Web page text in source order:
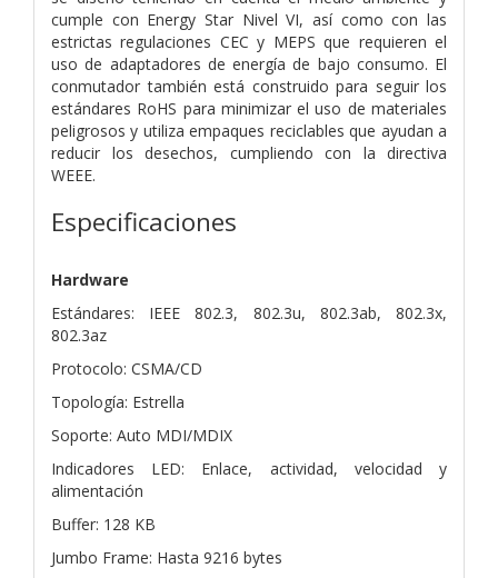
cumple con Energy Star Nivel VI, así como con las
estrictas regulaciones CEC y MEPS que requieren el
uso de adaptadores de energía de bajo consumo. El
conmutador también está construido para seguir los
estándares RoHS para minimizar el uso de materiales
peligrosos y utiliza empaques reciclables que ayudan a
reducir los desechos, cumpliendo con la directiva
WEEE.
Especificaciones
Hardware
Estándares: IEEE 802.3, 802.3u, 802.3ab, 802.3x,
802.3az
Protocolo: CSMA/CD
Topología: Estrella
Soporte: Auto MDI/MDIX
Indicadores LED: Enlace, actividad, velocidad y
alimentación
Buffer: 128 KB
Jumbo Frame: Hasta 9216 bytes